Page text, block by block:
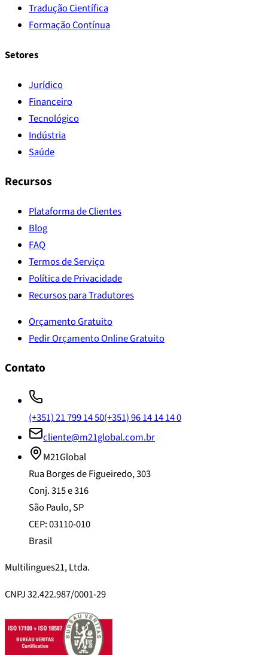
Tradução Científica
Formação Contínua
Setores
Jurídico
Financeiro
Tecnológico
Indústria
Saúde
Recursos
Plataforma de Clientes
Blog
FAQ
Termos de Serviço
Política de Privacidade
Recursos para Tradutores
Orçamento Gratuito
Pedir Orçamento Online Gratuito
Contato
(+351) 21 799 14 50(+351) 96 14 14 14 0
cliente@m21global.com.br
M21Global
Rua Borges de Figueiredo, 303
Conj. 315 e 316
São Paulo, SP
CEP: 03110-010
Brasil
Multilingues21, Ltda.
CNPJ 32.422.987/0001-29